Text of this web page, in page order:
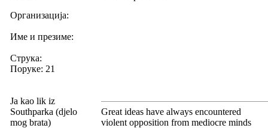
Организација:
Име и презиме:
Струка:
Поруке: 21
Ja kao lik iz
Southparka (djelo
mog brata)
Great ideas have always encountered
violent opposition from mediocre minds